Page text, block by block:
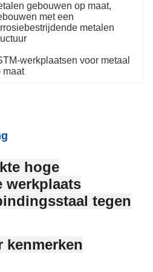
gebouwen op maat,
met een
metalen
werkplaatsen voor metaal
maat
hoge
werkplaats
tegen
kenmerken